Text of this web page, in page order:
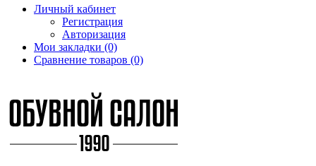
Личный кабинет
Регистрация
Авторизация
Мои закладки (0)
Сравнение товаров (0)